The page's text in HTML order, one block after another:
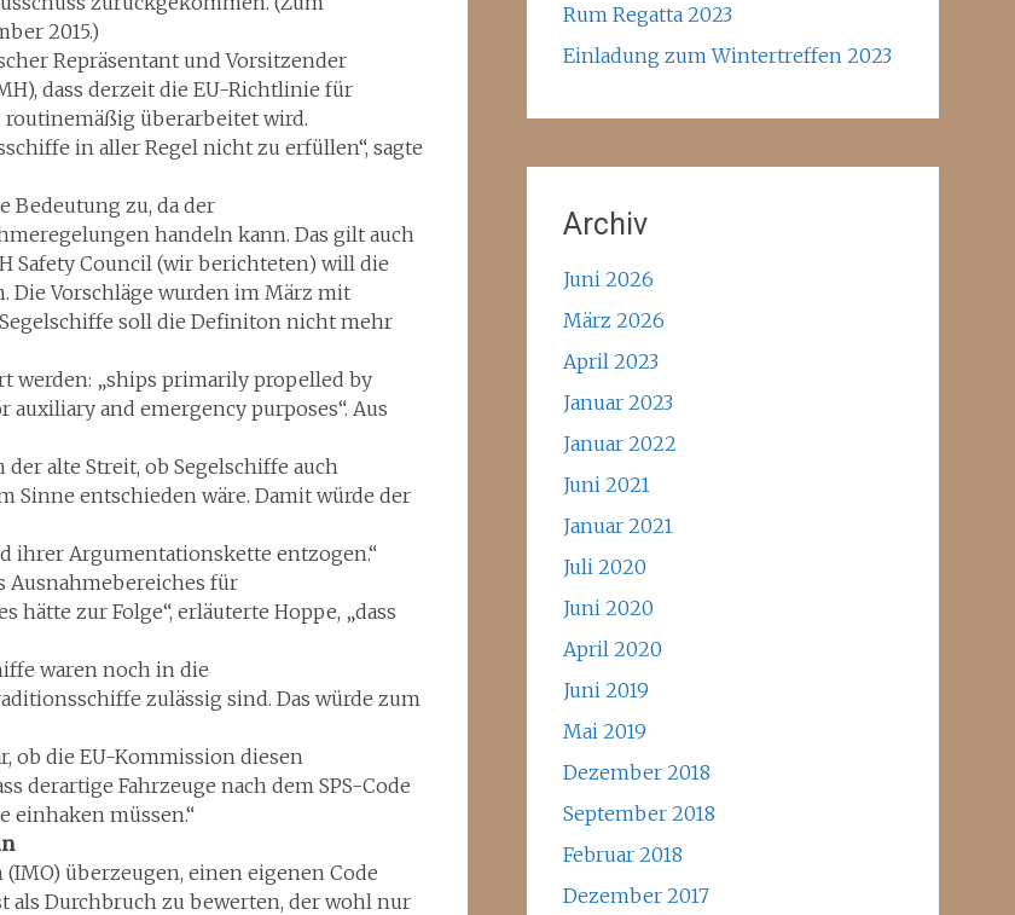
2015.)
Repräsentant und Vorsitzender
dass derzeit die EU-Richtlinie für
routinemäßig überarbeitet wird.
in aller Regel nicht zu erfüllen“, sagte
Bedeutung zu, da der
handeln kann. Das gilt auch
Safety Council (wir berichteten) will die
Die Vorschläge wurden im März mit
soll die Definiton nicht mehr
werden: „ships primarily propelled by
and emergency purposes“. Aus
der alte Streit, ob Segelschiffe auch
Sinne entschieden wäre. Damit würde der
ihrer Argumentationskette entzogen.“
Ausnahmebereiches für
hätte zur Folge“, erläuterte Hoppe, „dass
waren noch in die
zulässig sind. Das würde zum
ob die EU-Kommission diesen
derartige Fahrzeuge nach dem SPS-Code
einhaken müssen.“
überzeugen, einen eigenen Code
als Durchbruch zu bewerten, der wohl nur
Rum Regatta 2023
Einladung zum Wintertreffen 2023
Archiv
Juni 2026
März 2026
April 2023
Januar 2023
Januar 2022
Juni 2021
Januar 2021
Juli 2020
Juni 2020
April 2020
Juni 2019
Mai 2019
Dezember 2018
September 2018
Februar 2018
Dezember 2017